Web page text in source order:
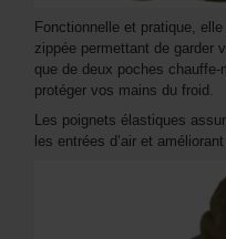
Fonctionnelle et pratique,
zippée permettant de garder
que de deux poches
protéger vos mains du froid.
Les poignets élastiques
les entrées d’air et